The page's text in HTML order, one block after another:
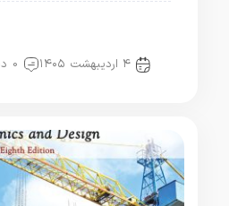
۴ اردیبهشت ۱۴۰۵ 0 دیدگاه